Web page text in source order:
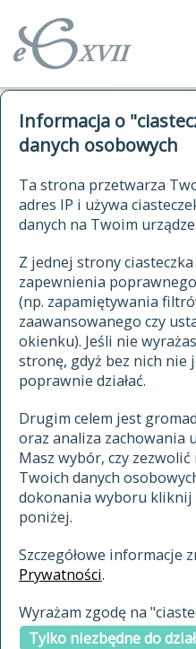
Informacja o
danych osobowych
Ta strona przetwarza
adres IP i używa
danych na Twoim
Z jednej strony
zapewnienia
(np. zapamiętywania
zaawansowanego czy
okienku). Jeśli nie
stronę, gdyż bez nich nie
poprawnie działać.
Drugim celem jest
oraz analiza zachowania
Masz wybór, czy
Twoich danych
dokonania wyboru
poniżej.
Szczegółowe informacje
Prywatności.
Wyrażam zgodę na
Tylko niezbędne do
autorzy Słownika
historia
publikacje
źródła
autorzy tekstów źródłowych
zasady opracowania
statystyki
najnowsze hasła
ostatnio zmodyfikowane hasła
materiały archiwalne
cytowanie
kontakt
kwerendy
jak cytować Słownik
JĘZYKA
XVII I
zaczynające się od
indeksie